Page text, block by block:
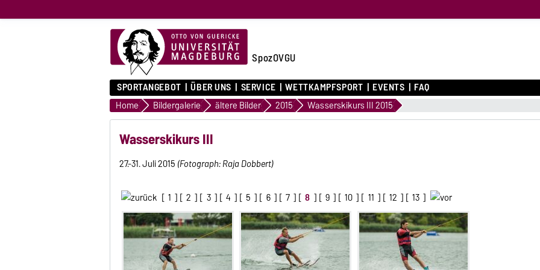
SpozOVGU
SPORTANGEBOT ÜBER UNS SERVICE WETTKAMPFSPORT EVENTS FAQ
Home Bildergalerie ältere Bilder 2015 Wasserskikurs III 2015
Wasserskikurs III
27.-31. Juli 2015 (Fotograph: Raja Dobbert)
[ 1 ] [ 2 ] [ 3 ] [ 4 ] [ 5 ] [ 6 ] [ 7 ] [ 8 ] [ 9 ] [ 10 ] [ 11 ] [ 12 ] [ 13 ]